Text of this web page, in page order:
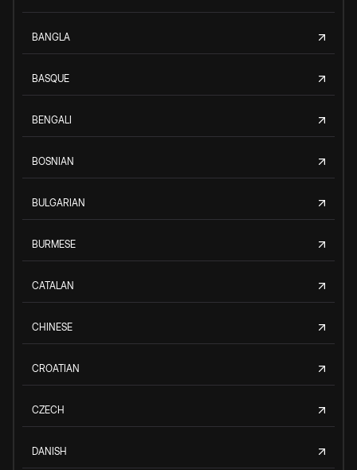
BANGLA
BASQUE
BENGALI
BOSNIAN
BULGARIAN
BURMESE
CATALAN
CHINESE
CROATIAN
CZECH
DANISH